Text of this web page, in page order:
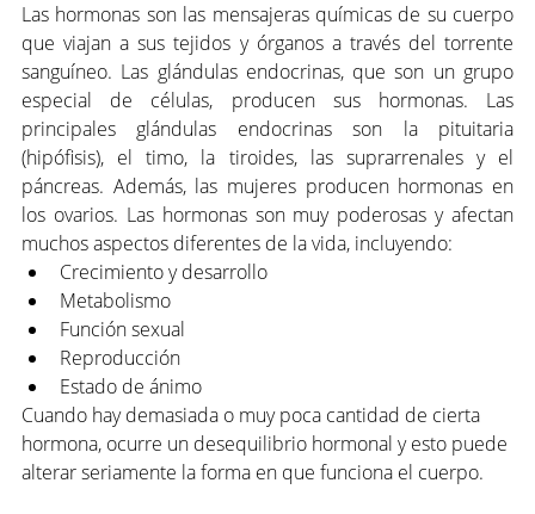
Las hormonas son las mensajeras químicas de su cuerpo
que viajan a sus tejidos y órganos a través del torrente
sanguíneo. Las glándulas endocrinas, que son un grupo
especial de células, producen sus hormonas. Las
principales glándulas endocrinas son la pituitaria
(hipófisis), el timo, la tiroides, las suprarrenales y el
páncreas. Además, las mujeres producen hormonas en
los ovarios. Las hormonas son muy poderosas y afectan
muchos aspectos diferentes de la vida, incluyendo:
Crecimiento y desarrollo
Metabolismo
Función sexual
Reproducción
Estado de ánimo
Cuando hay demasiada o muy poca cantidad de cierta
hormona, ocurre un desequilibrio hormonal y esto puede
alterar seriamente la forma en que funciona el cuerpo.